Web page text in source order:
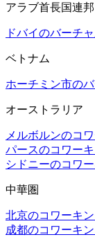
アラブ首長国連邦
ドバイのバーチ
ベトナム
ホーチミン市の
オーストラリア
メルボルンのコ
パースのコワー
シドニーのコワ
中華圏
北京のコワーキ
成都のコワーキ